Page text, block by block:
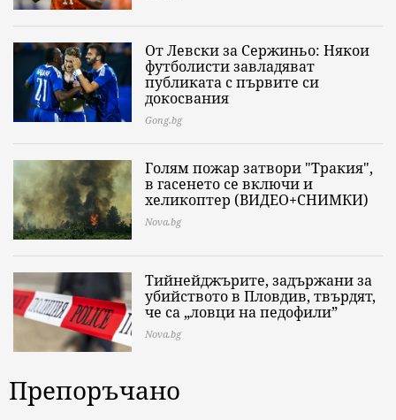
От Левски за Сержиньо: Някои
футболисти завладяват
публиката с първите си
докосвания
Gong.bg
Голям пожар затвори "Тракия",
в гасенето се включи и
хеликоптер (ВИДЕО+СНИМКИ)
Nova.bg
Тийнейджърите, задържани за
убийството в Пловдив, твърдят,
че са „ловци на педофили”
Nova.bg
Препоръчано